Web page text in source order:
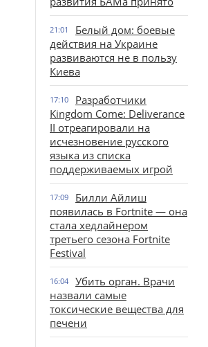
21:01
Белый дом: боевые
действия на Украине
развиваются не в пользу
Киева
17:10
Разработчики
Kingdom Come: Deliverance
II отреагировали на
исчезновение русского
языка из списка
поддерживаемых игрой
17:09
Билли Айлиш
появилась в Fortnite — она
стала хедлайнером
третьего сезона Fortnite
Festival
16:04
Убить орган. Врачи
назвали самые
токсические вещества для
печени